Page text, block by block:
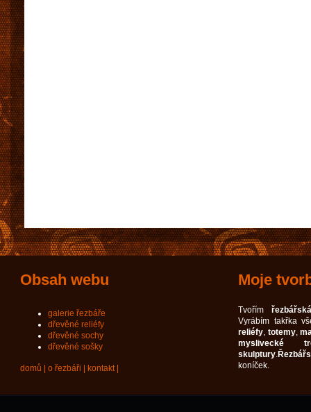
Obsah webu
galerie řezbáře
dřevěné reliéfy
dřevěné sochy
dřevěné sošky
domů o řezbáři kontakt|
Moje
Tvořím
Vyrábím takřka
reliéfy, totemy,
myslivecké
skulptury.
koníček.